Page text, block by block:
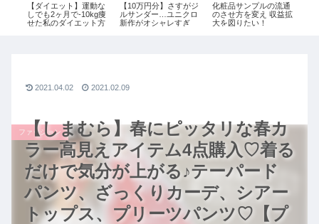
【ダイエット】運動な
しでも2ヶ月で-10kg痩
せた私のダイエット方
【10万円分】さすがジ
ルサンダー…ユニクロ
新作がオシャレすぎ
化粧品サンプルの流通
のさせ方を変え 収益拡
大を図りたい！
【しまむら】春にピッタリな春カ
ラー高見えアイテム4点購入♡着る
だけで気分が上がる♪テーパード
パンツ、ざっくりカーデ、シアー
トップス、プリーツパンツ♡【プ
ファッション
2021.04.02 2021.02.09